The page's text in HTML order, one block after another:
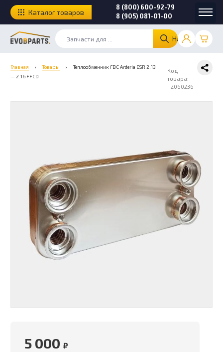
Найти
8 (800) 600-92-79
8 (905) 081-01-00
Каталог товаров
Главная › Товары ›
Теплообменник ГВС Arderia ESR 2.13
— 2.16 FFCD
Код
товара:
2060236
5 000 ₽